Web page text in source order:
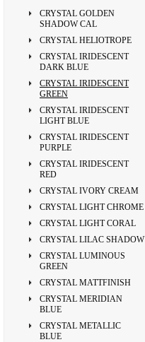
CRYSTAL GOLDEN
SHADOW CAL
CRYSTAL HELIOTROPE
CRYSTAL IRIDESCENT
DARK BLUE
CRYSTAL IRIDESCENT
GREEN
CRYSTAL IRIDESCENT
LIGHT BLUE
CRYSTAL IRIDESCENT
PURPLE
CRYSTAL IRIDESCENT
RED
CRYSTAL IVORY CREAM
CRYSTAL LIGHT CHROME
CRYSTAL LIGHT CORAL
CRYSTAL LILAC SHADOW
CRYSTAL LUMINOUS
GREEN
CRYSTAL MATTFINISH
CRYSTAL MERIDIAN
BLUE
CRYSTAL METALLIC
BLUE